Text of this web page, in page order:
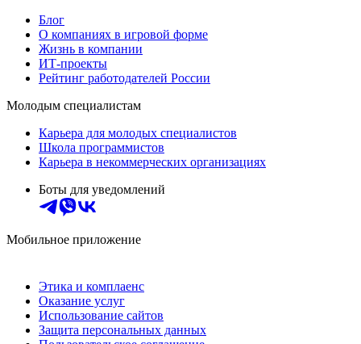
Блог
О компаниях в игровой форме
Жизнь в компании
ИТ-проекты
Рейтинг работодателей России
Молодым специалистам
Карьера для молодых специалистов
Школа программистов
Карьера в некоммерческих организациях
Боты для уведомлений
Мобильное приложение
Этика и комплаенс
Оказание услуг
Использование сайтов
Защита персональных данных